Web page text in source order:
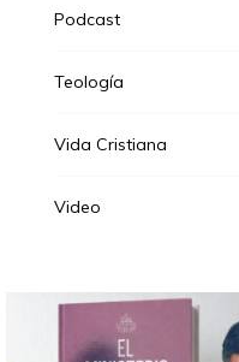
Podcast
Teología
Vida Cristiana
Video